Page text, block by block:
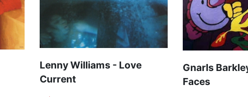
Lenny Williams - Love
Current
Gnarls
Faces